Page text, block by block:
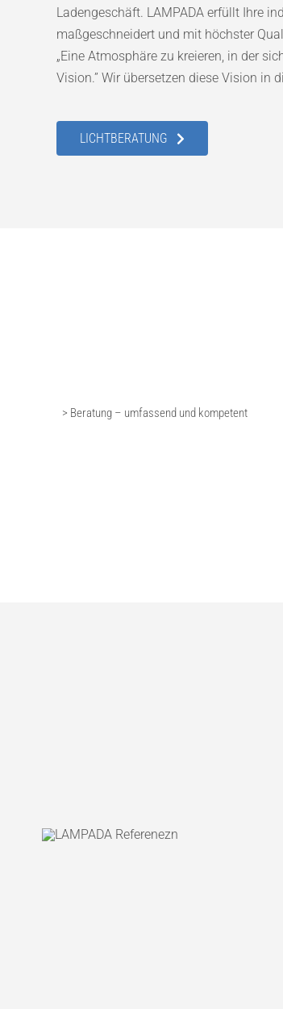
Ladengeschäft. LAMPADA erfüllt Ihre
maßgeschneidert und mit höchster
„Eine Atmosphäre zu kreieren, in der
Vision.” Wir übersetzen diese Vision in
LICHTBERATUNG
> Beratung – umfassend und kompetent